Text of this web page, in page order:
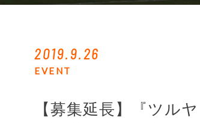
2019.9.26
EVENT
【募集延長】『ツル